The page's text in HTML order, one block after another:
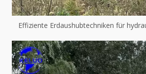
Effiziente Erdaushubtechniken für